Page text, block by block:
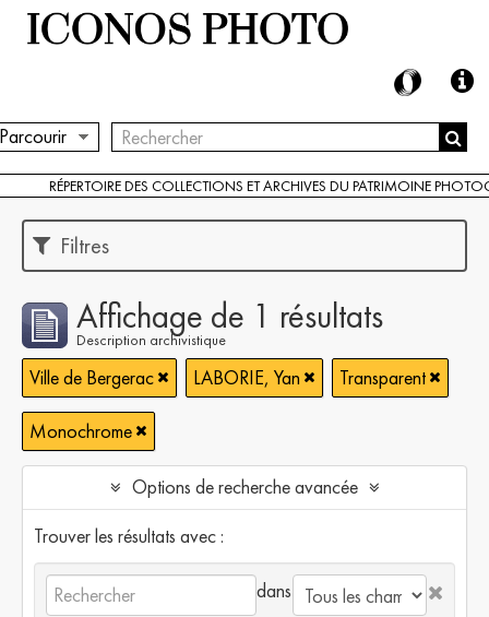
RÉPERTOIRE DES COLLECTIONS ET ARCHIVES DU PATRIMOINE
Filtres
Affichage de 1 résultats
Description archivistique
Ville de Bergerac LABORIE, Yan Transparent
Monochrome
Options de recherche avancée
Trouver les résultats avec :
dans